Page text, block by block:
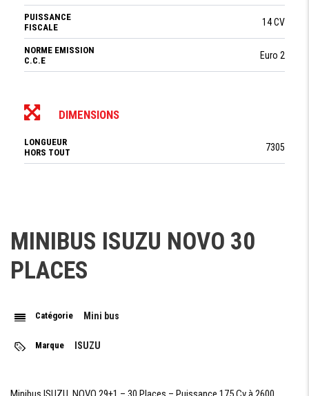
PUISSANCE
FISCALE
14 CV
NORME EMISSION
C.C.E
Euro 2
DIMENSIONS
LONGUEUR
HORS TOUT
7305
HAUTEUR
INTÉRIEURE
1930 mm
EMPATTEMENT
SOUTE
MINIBUS ISUZU NOVO 30
PLACES
Catégorie Mini bus
Marque ISUZU